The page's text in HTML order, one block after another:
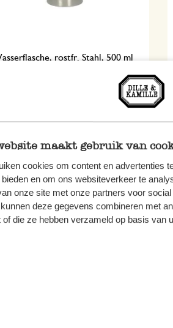
maakt gebruik van
cookies om content en advertenties
bieden en om ons websiteverkeer te
onze site met onze partners voor
deze gegevens combineren met
die ze hebben verzameld op basis van
rostfr. Stahl, 500 ml